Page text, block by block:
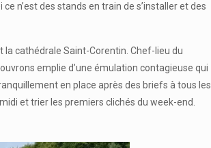
n’est des stands en train de s’installer et des
la cathédrale Saint-Corentin. Chef-lieu du
emplie d’une émulation contagieuse qui
en place après des briefs à tous les
et trier les premiers clichés du week-end.